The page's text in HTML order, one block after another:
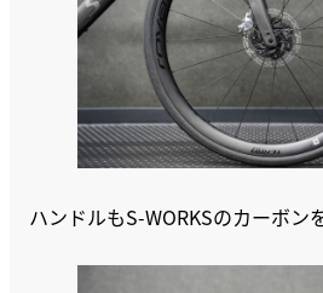
ハンドルもS-WORKSのカーボン